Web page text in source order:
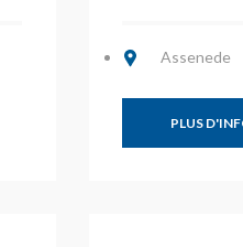
Assenede
PLUS